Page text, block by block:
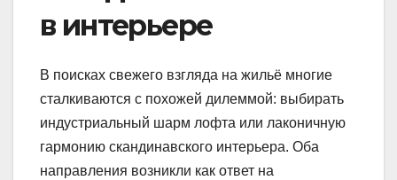
в интерьере
В поисках свежего взгляда на жильё многие
сталкиваются с похожей дилеммой: выбирать
индустриальный шарм лофта или лаконичную
гармонию скандинавского интерьера. Оба
направления возникли как ответ на